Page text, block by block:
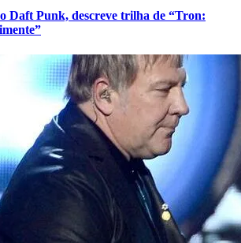
Daft Punk, descreve trilha de “Tron: